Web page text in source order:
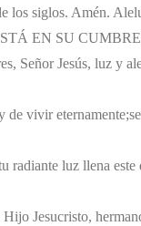
los siglos. Amén.
EN SU CUMBRE
Señor Jesús, luz y
de vivir eternamente;
radiante luz llena este
Jesucristo,